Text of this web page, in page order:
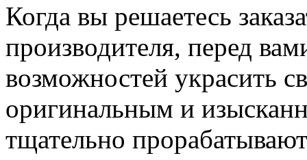
Когда вы решаетесь
производителя, перед
возможностей украсить
оригинальным и
тщательно